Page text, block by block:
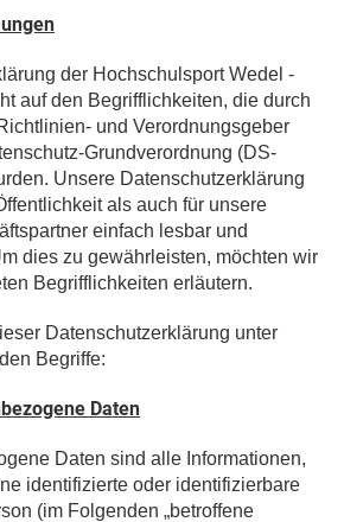
der Hochschulsport Wedel -
auf den Begrifflichkeiten, die durch
und Verordnungsgeber
Grundverordnung (DS-
Unsere Datenschutzerklärung
als auch für unsere
einfach lesbar und
dies zu gewährleisten, möchten wir
Begrifflichkeiten erläutern.
Datenschutzerklärung unter
Begriffe:
Daten
Daten sind alle Informationen,
identifizierte oder identifizierbare
(im Folgenden „betroffene